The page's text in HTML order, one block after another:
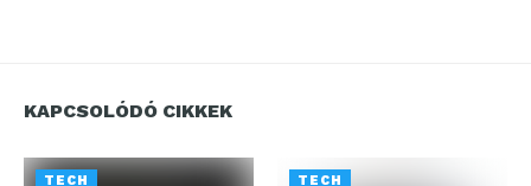
KAPCSOLÓDÓ CIKKEK
TECH TECH